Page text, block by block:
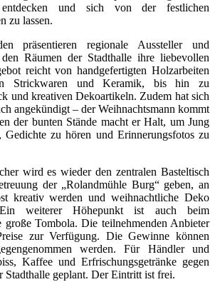
entdecken und sich von der festlichen
zu lassen.
präsentieren regionale Aussteller und
Räumen der Stadthalle ihre liebevollen
reicht von handgefertigten Holzarbeiten
Strickwaren und Keramik, bis hin zu
und kreativen Dekoartikeln. Zudem hat sich
angekündigt – der Weihnachtsmann kommt
der bunten Stände macht er Halt, um Jung
zu hören und Erinnerungsfotos zu
wird es wieder den zentralen Basteltisch
der „Rolandmühle Burg“ geben, an
kreativ werden und weihnachtliche Deko
weiterer Höhepunkt ist auch beim
große Tombola. Die teilnehmenden Anbieter
zur Verfügung. Die Gewinne können
werden. Für Händler und
Kaffee und Erfrischungsgetränke gegen
Stadthalle geplant. Der Eintritt ist frei.